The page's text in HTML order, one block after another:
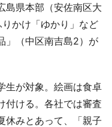
島県本部（安佐南区大
かけ「ゆかり」など
」（中区南吉島2）が
生が対象。絵画は食卓
付ける。各社では審査
休みとあって、「親子